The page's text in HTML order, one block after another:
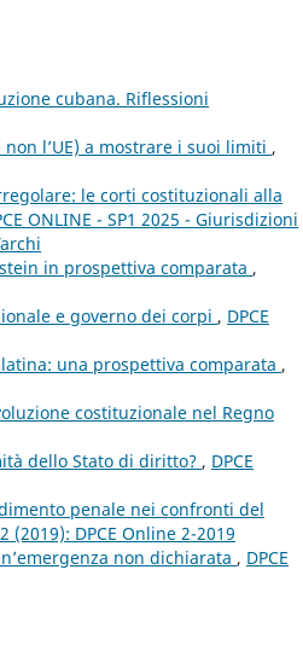
cubana. Riflessioni
l’UE) a mostrare i suoi limiti ,
le corti costituzionali alla
ONLINE - SP1 2025 - Giurisdizioni
in prospettiva comparata ,
e governo dei corpi , DPCE
una prospettiva comparata ,
costituzionale nel Regno
dello Stato di diritto? , DPCE
penale nei confronti del
(2019): DPCE Online 2-2019
non dichiarata , DPCE